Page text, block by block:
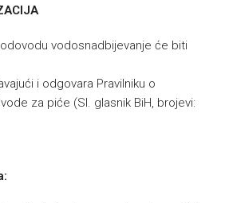
vodosnadbijevanje će biti
i odgovara Pravilniku o
za piće (Sl. glasnik BiH, brojevi: